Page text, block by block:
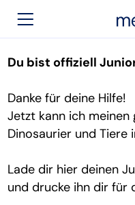
Du bist offiziell
Danke für deine Hilfe!
Jetzt kann ich
Dinosaurier und Tiere
Lade dir hier deinen
und drucke ihn dir für